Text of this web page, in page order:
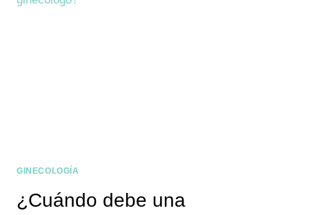
GINECOLOGÍA
¿Cuándo debe una